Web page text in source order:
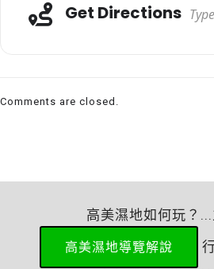
Get Directions
Comments are closed.
高美濕地如何玩？
高美濕地導覽解說